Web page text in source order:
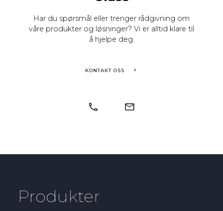
Har du spørsmål eller trenger rådgivning om
våre produkter og løsninger? Vi er alltid klare til
å hjelpe deg.
KONTAKT OSS
Produkter